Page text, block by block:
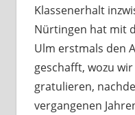
Klassenerhalt
Nürtingen hat mit
Ulm erstmals den
geschafft, wozu
gratulieren,
vergangenen